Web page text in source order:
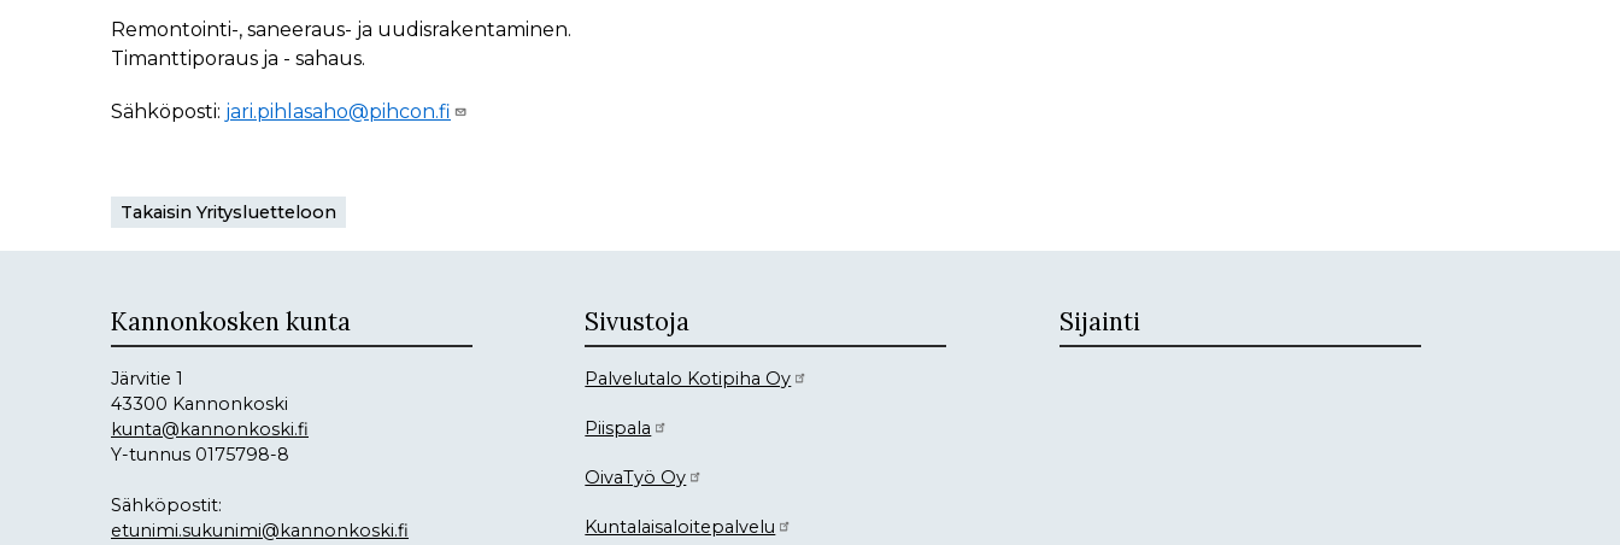
Remontointi-, saneeraus- ja uudisrakentaminen.
Timanttiporaus ja - sahaus.
Sähköposti: jari.pihlasaho@pihcon.fi
Takaisin Yritysluetteloon
Kannonkosken kunta
Järvitie 1
43300 Kannonkoski
kunta@kannonkoski.fi
Y-tunnus 0175798-8
Sähköpostit:
etunimi.sukunimi@kannonkoski.fi
Sivustoja
Palvelutalo Kotipiha Oy
Piispala
OivaTyö Oy
Kuntalaisaloitepalvelu
Sijainti